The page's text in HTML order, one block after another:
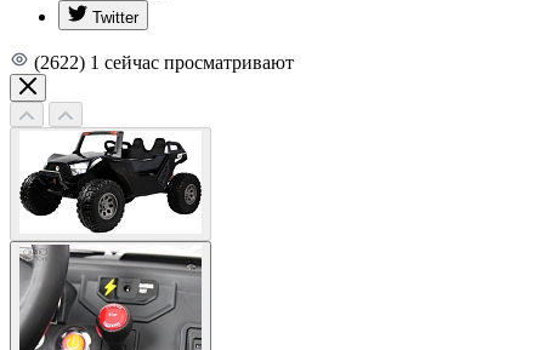
Twitter
(2622) 1 сейчас просматривают